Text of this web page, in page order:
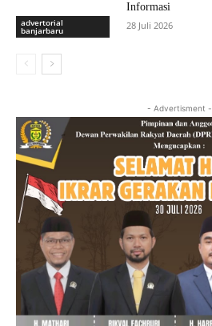
advertorial
banjarbaru
Informasi
28 Juli 2026
- Advertisment -